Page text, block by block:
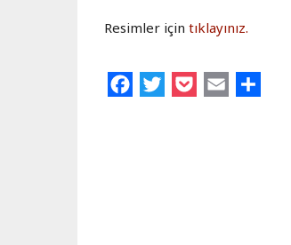
Resimler için tıklayınız.
FacebookTwitterPocket Email